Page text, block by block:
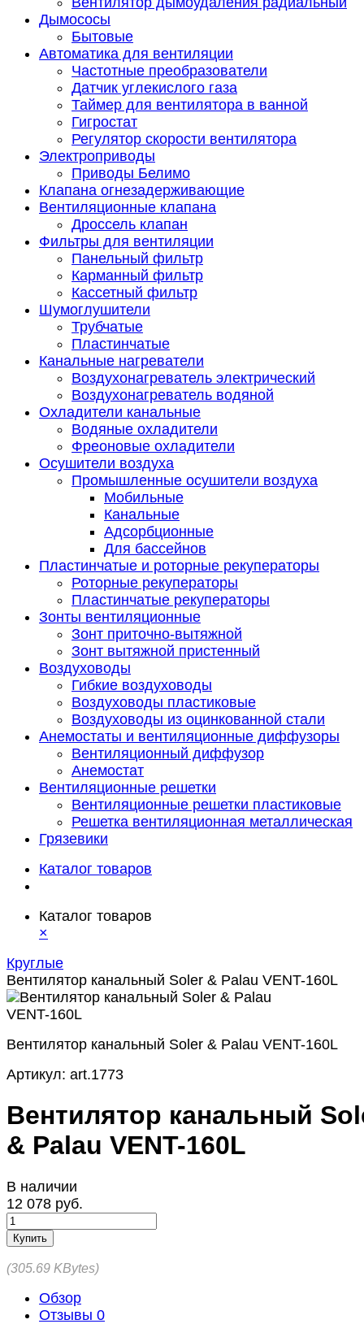
Дымососы
Бытовые
Автоматика для вентиляции
Частотные преобразователи
Датчик углекислого газа
Таймер для вентилятора в ванной
Гигростат
Регулятор скорости вентилятора
Электроприводы
Приводы Белимо
Клапана огнезадерживающие
Вентиляционные клапана
Дроссель клапан
Фильтры для вентиляции
Панельный фильтр
Карманный фильтр
Кассетный фильтр
Шумоглушители
Трубчатые
Пластинчатые
Канальные нагреватели
Воздухонагреватель электрический
Воздухонагреватель водяной
Охладители канальные
Водяные охладители
Фреоновые охладители
Осушители воздуха
Промышленные осушители воздуха
Мобильные
Канальные
Адсорбционные
Для бассейнов
Пластинчатые и роторные рекуператоры
Роторные рекуператоры
Пластинчатые рекуператоры
Зонты вентиляционные
Зонт приточно-вытяжной
Зонт вытяжной пристенный
Воздуховоды
Гибкие воздуховоды
Воздуховоды пластиковые
Воздуховоды из оцинкованной стали
Анемостаты и вентиляционные диффузоры
Вентиляционный диффузор
Анемостат
Вентиляционные решетки
Вентиляционные решетки пластиковые
Решетка вентиляционная металлическая
Грязевики
Каталог товаров
Каталог товаров
×
Круглые
Вентилятор канальный Soler & Palau VENT-160L
Вентилятор канальный Soler & Palau VENT-160L
Артикул: art.1773
Вентилятор канальный
& Palau VENT-160L
В наличии
12 078 руб.
Купить
305.69 KBytes
Обзор
Отзывы 0